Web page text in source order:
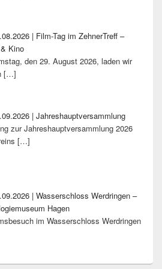
| Film-Tag im ZehnerTreff –
Kino
den 29. August 2026, laden wir
[…]
| Jahreshauptversammlung
zur Jahreshauptversammlung 2026
[…]
| Wasserschloss Werdringen –
Hagen
im Wasserschloss Werdringen